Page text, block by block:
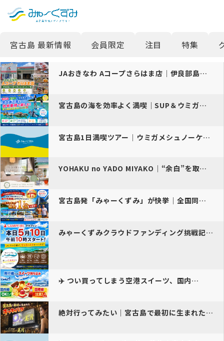
English
한국어
宮古島 最新情報 会員限定 注目 特集
JAおきなわ Aコープさらはま店｜伊良部島のローカルスーパーで島の日…
宮古島の海を効率よく満喫｜SUP＆ウミガメシュノーケリング半日ツアー
宮古島1日満喫ツアー｜ウミガメシュノーケル＆パンプキン鍾乳洞＆カヤッ…
YOHAKU no YADO MIYAKO｜“余白”を取り戻す、宮古…
宮古島発「みゃーくずみ」が快挙｜全国同時公開クラファンの中で総合1位…
みゃーくずみクラウドファンディング挑戦記｜宮古島の未来をつくるプロジ…
✈️ つい買ってしまう空港スイーツ、国内…
絶対行ってみたい｜宮古島で最初に生まれたキャバクラ